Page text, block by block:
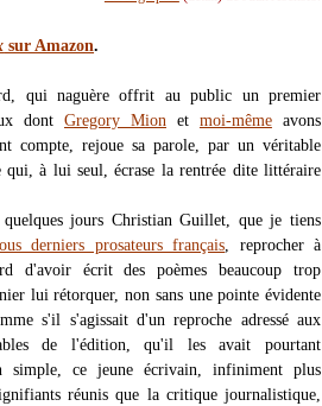
sur Amazon.
qui naguère offrit au public un premier
dont Gregory Mion et moi-mêmeavons
compte, rejoue sa parole, par un véritable
qui, à lui seul, écrase la rentrée dite littéraire
jours Christian Guillet, que je tiens
derniers prosateurs français , reprocher à
d'avoir écrit des poèmes beaucoup trop
lui rétorquer, non sans une pointe évidente
s'il s'agissait d'un reproche adressé aux
de l'édition, qu'il les avait pourtant
simple, ce jeune écrivain, infiniment plus
réunis que la critique journalistique,